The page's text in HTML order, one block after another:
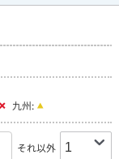
九州:
それ以外